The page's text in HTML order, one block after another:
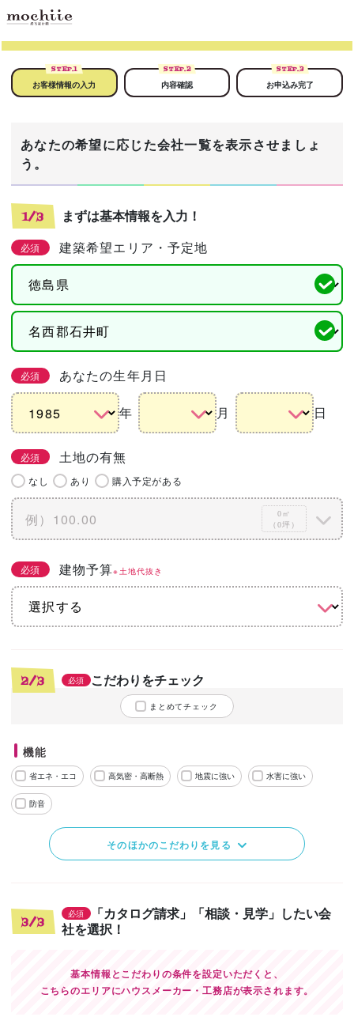
STEP.1
お客様情報の入力
STEP.2
内容確認
STEP.3
お申込み完了
あなたの希望に応じた会社一覧を表示させましょ
う。
1/3 まずは基本情報を入力！
必須 建築希望エリア・予定地
必須 あなたの生年月日
年 月 日
必須 土地の有無
なし あり 購入予定がある
0㎡
（0坪）
必須 建物予算※土地代抜き
2/3 必須 こだわりをチェック
まとめてチェック
機能
省エネ・エコ 高気密・高断熱 地震に強い 水害に強い
防音
そのほかのこだわりを見る
3/3
必須
「カタログ請求」「相談・見学」したい会
社を選択！
基本情報とこだわりの条件を設定いただくと、
こちらのエリアにハウスメーカー・工務店が表示されます。